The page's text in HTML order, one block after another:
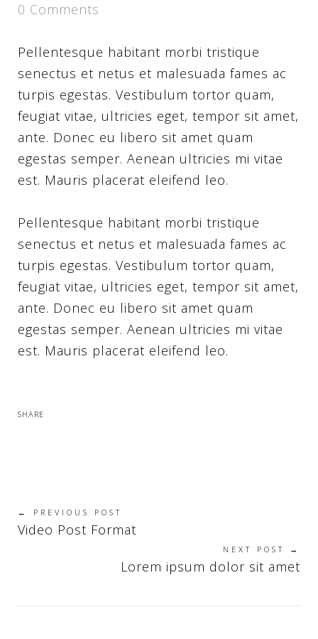
0 Comments
Pellentesque habitant morbi tristique
senectus et netus et malesuada fames ac
turpis egestas. Vestibulum tortor quam,
feugiat vitae, ultricies eget, tempor sit amet,
ante. Donec eu libero sit amet quam
egestas semper. Aenean ultricies mi vitae
est. Mauris placerat eleifend leo.
Pellentesque habitant morbi tristique
senectus et netus et malesuada fames ac
turpis egestas. Vestibulum tortor quam,
feugiat vitae, ultricies eget, tempor sit amet,
ante. Donec eu libero sit amet quam
egestas semper. Aenean ultricies mi vitae
est. Mauris placerat eleifend leo.
SHARE
← PREVIOUS POST
Video Post Format
NEXT POST →
Lorem ipsum dolor sit amet